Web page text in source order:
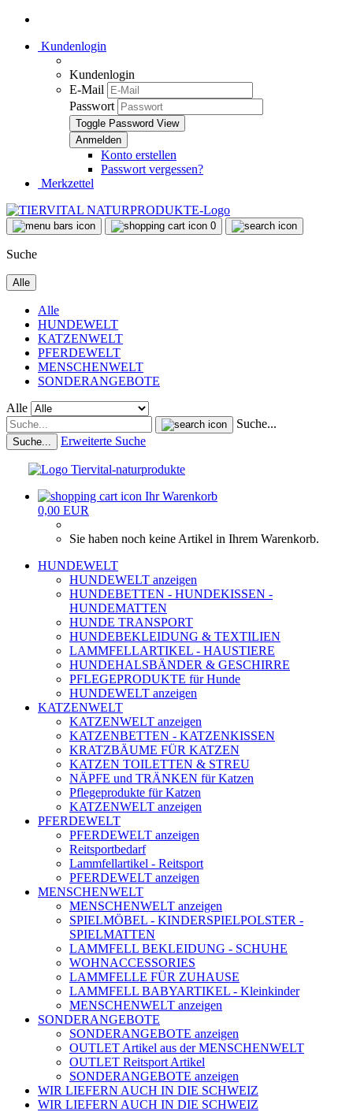
Kundenlogin
Kundenlogin
E-Mail
Passwort
Toggle Password View
Konto erstellen
Passwort vergessen?
Merkzettel
0
Suche
Alle
Alle
HUNDEWELT
KATZENWELT
PFERDEWELT
MENSCHENWELT
SONDERANGEBOTE
Alle
Suche...
Suche... Erweiterte Suche
Ihr Warenkorb
0,00 EUR
Sie haben noch keine Artikel in Ihrem Warenkorb.
HUNDEWELT
HUNDEWELT anzeigen
HUNDEBETTEN - HUNDEKISSEN -
HUNDEMATTEN
HUNDE TRANSPORT
HUNDEBEKLEIDUNG & TEXTILIEN
LAMMFELLARTIKEL - HAUSTIERE
HUNDEHALSBÄNDER & GESCHIRRE
PFLEGEPRODUKTE für Hunde
HUNDEWELT anzeigen
KATZENWELT
KATZENWELT anzeigen
KATZENBETTEN - KATZENKISSEN
KRATZBÄUME FÜR KATZEN
KATZEN TOILETTEN & STREU
NÄPFE und TRÄNKEN für Katzen
Pflegeprodukte für Katzen
KATZENWELT anzeigen
PFERDEWELT
PFERDEWELT anzeigen
Reitsportbedarf
Lammfellartikel - Reitsport
PFERDEWELT anzeigen
MENSCHENWELT
MENSCHENWELT anzeigen
SPIELMÖBEL - KINDERSPIELPOLSTER -
SPIELMATTEN
LAMMFELL BEKLEIDUNG - SCHUHE
WOHNACCESSORIES
LAMMFELLE FÜR ZUHAUSE
LAMMFELL BABYARTIKEL - Kleinkinder
MENSCHENWELT anzeigen
SONDERANGEBOTE
SONDERANGEBOTE anzeigen
OUTLET Artikel aus der MENSCHENWELT
OUTLET Reitsport Artikel
SONDERANGEBOTE anzeigen
WIR LIEFERN AUCH IN DIE SCHWEIZ
WIR LIEFERN AUCH IN DIE SCHWEIZ